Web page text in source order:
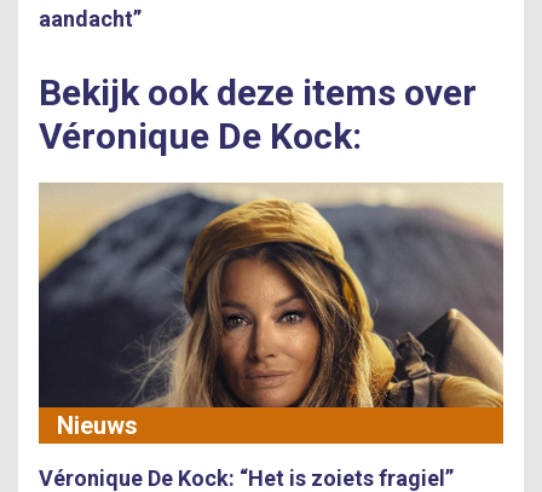
aandacht”
Bekijk ook deze items over
Véronique De Kock:
Nieuws
Véronique De Kock: “Het is zoiets fragiel”